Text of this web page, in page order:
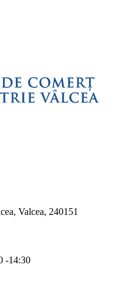
Valcea, 240151
-14:30